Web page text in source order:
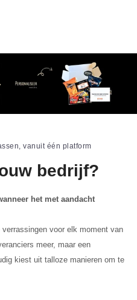
vanuit één platform
bedrijf?
het met aandacht
voor elk moment van
meer, maar een
kiest uit talloze manieren om te